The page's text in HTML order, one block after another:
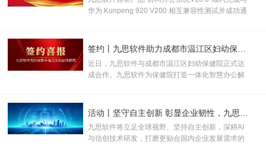
华为 Kunpeng 920 V200 相互兼容性测试并成功通
用权”。
签约丨九思软件助力成都市温江区妇幼保健院数智化升级
近日，九思软件与成都市温江区妇幼保健院正式达
成合作。九思软件为保健院打造一体化智慧办公解
疗服务向数字化、规范化、智能化升级。
九思软件将立足全球视野、坚持自主创新，深耕AI
与信创技术研发，打磨更贴合国内企业发展需求的